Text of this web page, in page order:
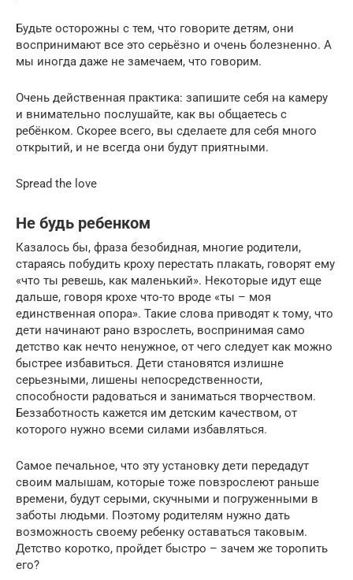
Будьте осторожны с тем, что говорите детям, они
воспринимают все это серьёзно и очень болезненно. А
мы иногда даже не замечаем, что говорим.
Очень действенная практика: запишите себя на камеру
и внимательно послушайте, как вы общаетесь с
ребёнком. Скорее всего, вы сделаете для себя много
открытий, и не всегда они будут приятными.
Spread the love
Не будь ребенком
Казалось бы, фраза безобидная, многие родители,
стараясь побудить кроху перестать плакать, говорят ему
«что ты ревешь, как маленький». Некоторые идут еще
дальше, говоря крохе что-то вроде «ты – моя
единственная опора». Такие слова приводят к тому, что
дети начинают рано взрослеть, воспринимая само
детство как нечто ненужное, от чего следует как можно
быстрее избавиться. Дети становятся излишне
серьезными, лишены непосредственности,
способности радоваться и заниматься творчеством.
Беззаботность кажется им детским качеством, от
которого нужно всеми силами избавляться.
Самое печальное, что эту установку дети передадут
своим малышам, которые тоже повзрослеют раньше
времени, будут серыми, скучными и погруженными в
заботы людьми. Поэтому родителям нужно дать
возможность своему ребенку оставаться таковым.
Детство коротко, пройдет быстро – зачем же торопить
его?